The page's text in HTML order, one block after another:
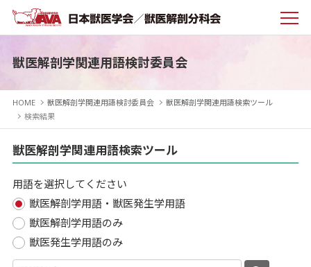
獣医解剖学関連用語検討委員会
HOME 獣医解剖学関連用語検討委員会
獣医解剖学関連用語検索ツール
検索結果
獣医解剖学関連用語検索ツール
用語を選択してください
獣医解剖学用語・獣医発生学用語
獣医解剖学用語のみ
獣医発生学用語のみ